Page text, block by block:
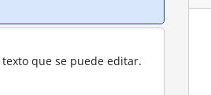
que se puede editar.